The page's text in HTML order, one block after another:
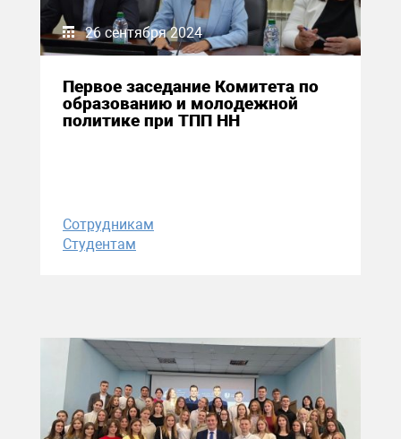
26 сентября 2024
Первое заседание Комитета по
образованию и молодежной
политике при ТПП НН
Сотрудникам
Студентам